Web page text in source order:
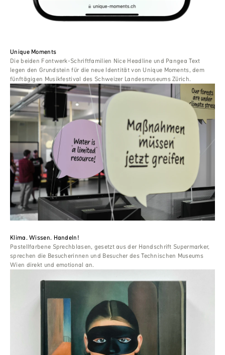
Unique Moments
Die beiden Fontwerk-Schriftfamilien Nice Headline und Pangea Text
legen den Grundstein für die neue Identität von Unique Moments, dem
fünftägigen Musikfestival des Schweizer Landesmuseums Zürich.
Klima. Wissen. Handeln!
Pastellfarbene Sprechblasen, gesetzt aus der Handschrift Supermarker,
sprechen die Besucherinnen und Besucher des Technischen Museums
Wien direkt und emotional an.